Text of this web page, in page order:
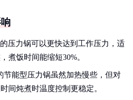
的压力锅可以更快达到工作压力，适
煮饭时间能缩短30%。
节能型压力锅虽然加热慢些，但对
间炖煮时温度控制更稳定。